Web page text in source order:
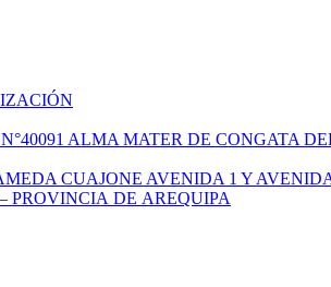
ALMA MATER DE CONGATA
CUAJONE AVENIDA 1 Y
PROVINCIA DE AREQUIPA